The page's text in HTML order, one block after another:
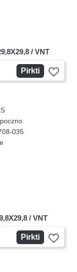
/ VNT
Pirkti
035
/ VNT
Pirkti